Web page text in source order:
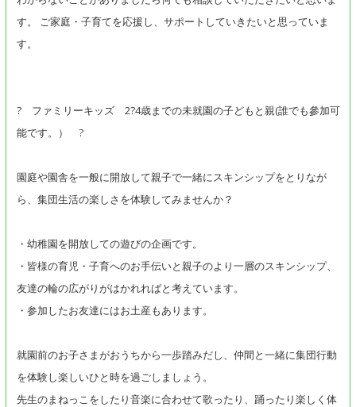
す。 ご家庭・子育てを応援し、サポートしていきたいと思っていま
す。
? ファミリーキッズ 2?4歳までの未就園の子どもと親(誰でも參加可
能です。） ?
園庭や園舎を一般に開放して親子で一緒にスキンシップをとりなが
ら、集団生活の楽しさを体験してみませんか？
・幼稚園を開放しての遊びの企画です。
・皆様の育児・子育へのお手伝いと親子のより一層のスキンシップ、
友達の輪の広がりがはかれればと考えています。
・参加したお友達にはお土産もあります。
就園前のお子さまがおうちから一歩踏みだし、仲間と一緒に集団行動
を体験し楽しいひと時を過ごしましょう。
先生のまねっこをしたり音楽に合わせて歌ったり、踊ったり楽しく体